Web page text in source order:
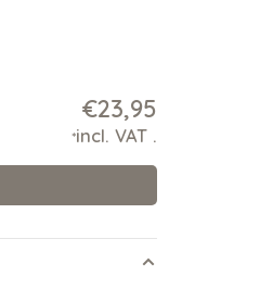
€23,95
*incl. VAT .